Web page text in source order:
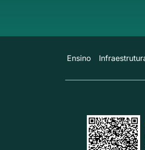
Ensino